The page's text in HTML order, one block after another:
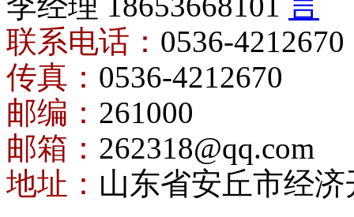
联系电话： 0536-4212670
传真： 0536-4212670
邮编： 261000
邮箱： 262318@qq.com
地址： 山东省安丘市经